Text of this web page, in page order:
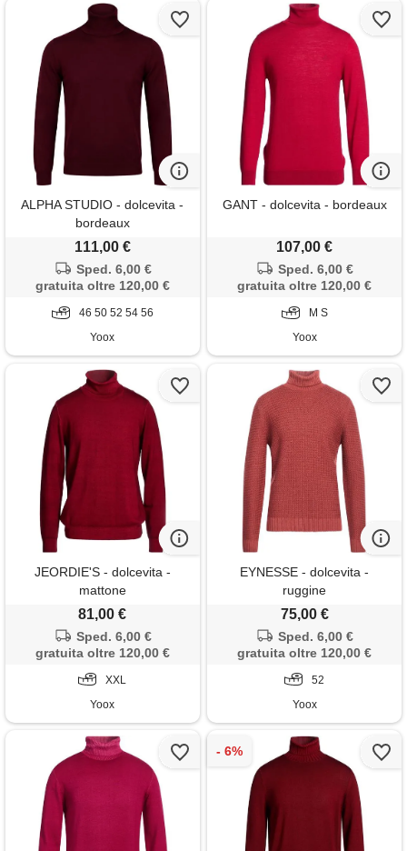
ALPHA STUDIO - dolcevita -
bordeaux
111,00 €
Sped. 6,00 €
gratuita oltre 120,00 €
46 50 52 54 56
Yoox
GANT - dolcevita - bordeaux
107,00 €
Sped. 6,00 €
gratuita oltre 120,00 €
M S
Yoox
JEORDIE'S - dolcevita -
mattone
81,00 €
Sped. 6,00 €
gratuita oltre 120,00 €
XXL
Yoox
EYNESSE - dolcevita -
ruggine
75,00 €
Sped. 6,00 €
gratuita oltre 120,00 €
52
Yoox